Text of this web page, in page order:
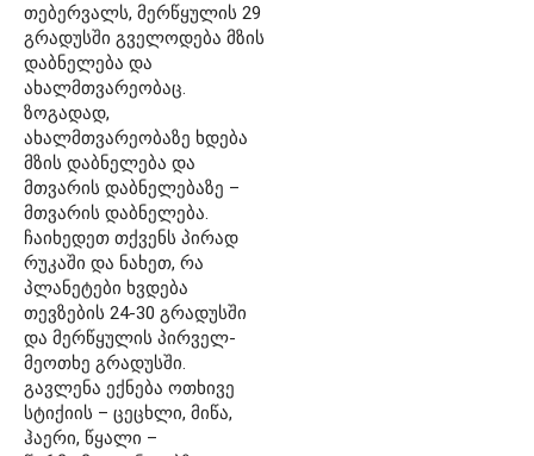
თებერვალს, მერწყულის 29
გრადუსში გველოდება მზის
დაბნელება და
ახალმთვარეობაც.
ზოგადად,
ახალმთვარეობაზე ხდება
მზის დაბნელება და
მთვარის დაბნელებაზე –
მთვარის დაბნელება.
ჩაიხედეთ თქვენს პირად
რუკაში და ნახეთ, რა
პლანეტები ხვდება
თევზების 24-30 გრადუსში
და მერწყულის პირველ-
მეოთხე გრადუსში.
გავლენა ექნება ოთხივე
სტიქიის – ცეცხლი, მიწა,
ჰაერი, წყალი –